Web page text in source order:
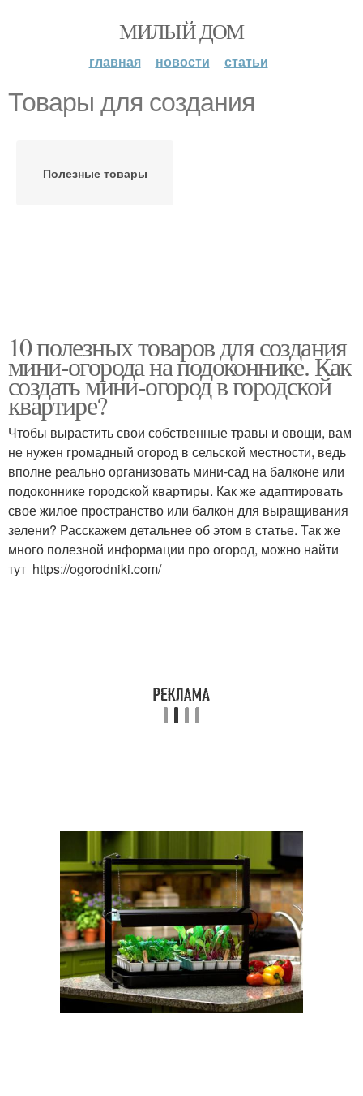
МИЛЫЙ ДОМ
главная новости статьи
Товары для создания
Полезные товары
10 полезных товаров для создания
мини-огорода на подоконнике. Как
создать мини-огород в городской
квартире?
Чтобы вырастить свои собственные травы и овощи, вам
не нужен громадный огород в сельской местности, ведь
вполне реально организовать мини-сад на балконе или
подоконнике городской квартиры. Как же адаптировать
свое жилое пространство или балкон для выращивания
зелени? Расскажем детальнее об этом в статье. Так же
много полезной информации про огород, можно найти
тут https://ogorodniki.com/